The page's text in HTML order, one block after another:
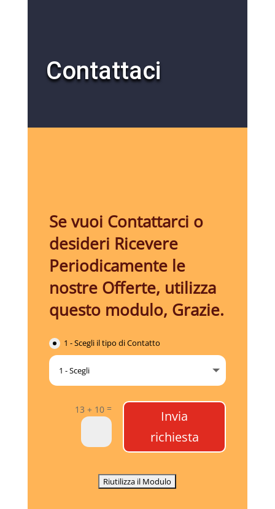
Contattaci
Se vuoi Contattarci o
desideri Ricevere
Periodicamente le
nostre Offerte, utilizza
questo modulo, Grazie.
1 - Scegli il tipo di Contatto
13 + 10=
Invia
richiesta